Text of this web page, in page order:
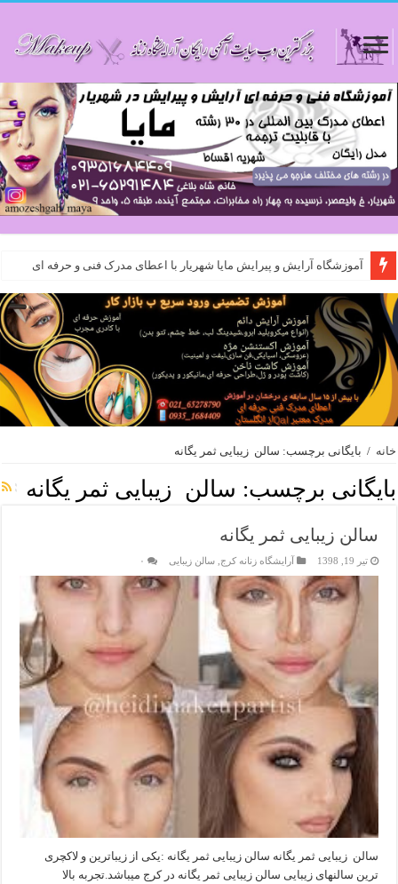
آموزشگاه آرایش و پیرایش مایا شهریار با اعطای مدرک فنی و حرفه ای
خانه / بایگانی برچسب: سالن زیبایی ثمر یگانه
بایگانی برچسب: سالن زیبایی ثمر یگانه
سالن زیبایی ثمر یگانه
تیر 19, 1398 آرایشگاه زنانه کرج ,سالن زیبایی ۰
سالن زیبایی ثمر یگانه سالن زیبایی ثمر یگانه :یکی از زیباترین و لاکچری
ترین سالنهای زیبایی سالن زیبایی ثمر یگانه در کرج میباشد.تجربه بالا